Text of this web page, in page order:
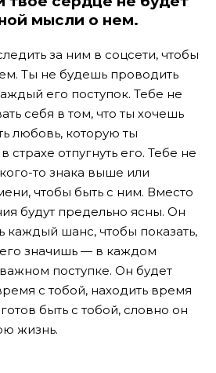
мысли о нем.
за ним в соцсети, чтобы
Ты не будешь проводить
его поступок. Тебе не
себя в том, что ты хочешь
любовь, которую ты
страхе отпугнуть его. Тебе не
то знака выше или
чтобы быть с ним. Вместо
будут предельно ясны. Он
каждый шанс, чтобы показать,
значишь — в каждом
поступке. Он будет
с тобой, находить время
быть с тобой, словно он
жизнь.